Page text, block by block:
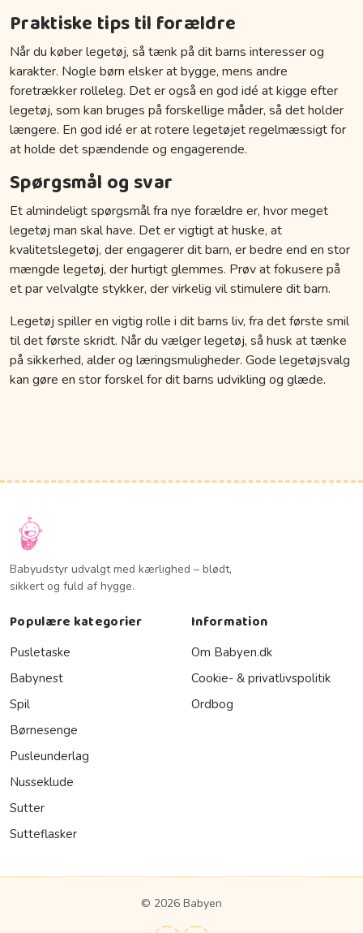
Praktiske tips til forældre
Når du køber legetøj, så tænk på dit barns interesser og
karakter. Nogle børn elsker at bygge, mens andre
foretrækker rolleleg. Det er også en god idé at kigge efter
legetøj, som kan bruges på forskellige måder, så det holder
længere. En god idé er at rotere legetøjet regelmæssigt for
at holde det spændende og engagerende.
Spørgsmål og svar
Et almindeligt spørgsmål fra nye forældre er, hvor meget
legetøj man skal have. Det er vigtigt at huske, at
kvalitetslegetøj, der engagerer dit barn, er bedre end en stor
mængde legetøj, der hurtigt glemmes. Prøv at fokusere på
et par velvalgte stykker, der virkelig vil stimulere dit barn.
Legetøj spiller en vigtig rolle i dit barns liv, fra det første smil
til det første skridt. Når du vælger legetøj, så husk at tænke
på sikkerhed, alder og læringsmuligheder. Gode legetøjsvalg
kan gøre en stor forskel for dit barns udvikling og glæde.
Babyudstyr udvalgt med kærlighed – blødt,
sikkert og fuld af hygge.
Populære kategorier
Pusletaske
Babynest
Spil
Børnesenge
Pusleunderlag
Nusseklude
Sutter
Sutteflasker
Information
Om Babyen.dk
Cookie- & privatlivspolitik
Ordbog
© 2026 Babyen